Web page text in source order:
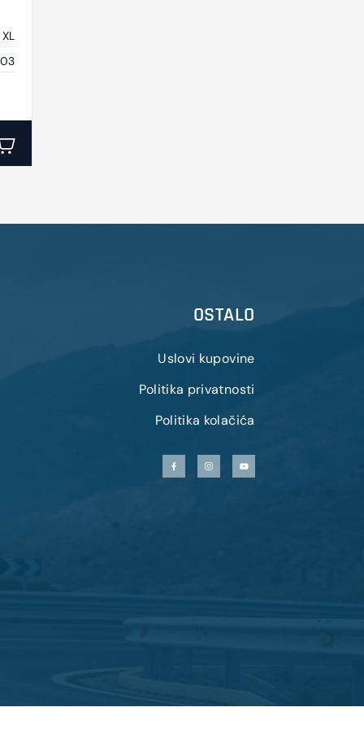
XL
OSTALO
Uslovi kupovine
Politika privatnosti
Politika kolačića